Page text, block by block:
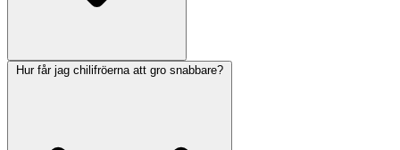
Hur får jag chilifröerna att gro snabbare?